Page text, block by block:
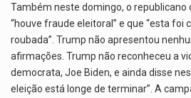
Também neste domingo, o republicano
“houve fraude eleitoral” e que “esta foi
roubada”. Trump não apresentou
afirmações. Trump não reconheceu a
democrata, Joe Biden, e ainda disse
eleição está longe de terminar”. A